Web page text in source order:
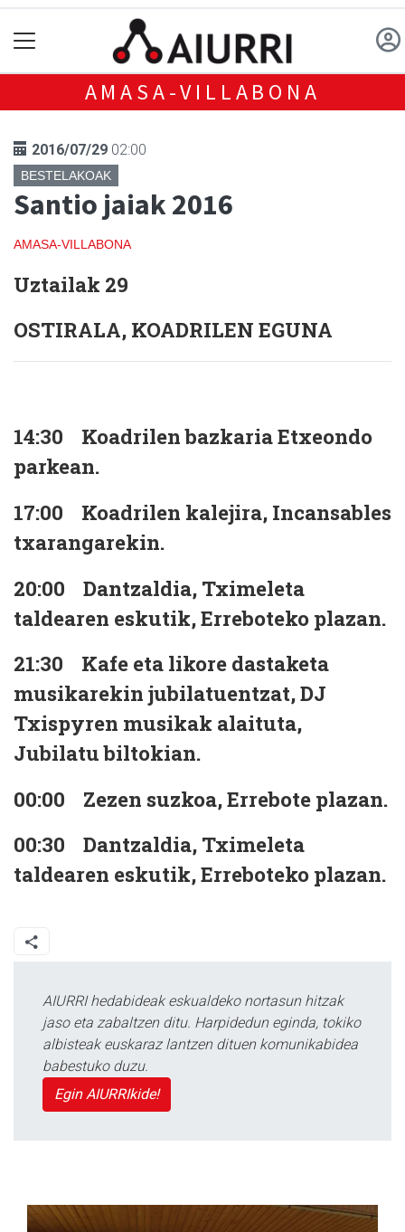
AMASA-VILLABONA
2016/07/29 02:00
BESTELAKOAK
Santio jaiak 2016
AMASA-VILLABONA
Uztailak 29
OSTIRALA, KOADRILEN EGUNA
14:30
Koadrilen bazkaria Etxeondo
parkean.
17:00 Koadrilen kalejira, Incansables
txarangarekin.
20:00
Dantzaldia, Tximeleta
taldearen eskutik, Erreboteko plazan.
21:30 Kafe eta likore dastaketa
musikarekin jubilatuentzat, DJ
Txispyren musikak alaituta,
Jubilatu biltokian.
00:00 Zezen suzkoa, Errebote plazan.
00:30 Dantzaldia, Tximeleta
taldearen eskutik, Erreboteko plazan.
AIURRI hedabideak eskualdeko nortasun hitzak
jaso eta zabaltzen ditu. Harpidedun eginda, tokiko
albisteak euskaraz lantzen dituen komunikabidea
babestuko duzu.
Egin AIURRIkide!